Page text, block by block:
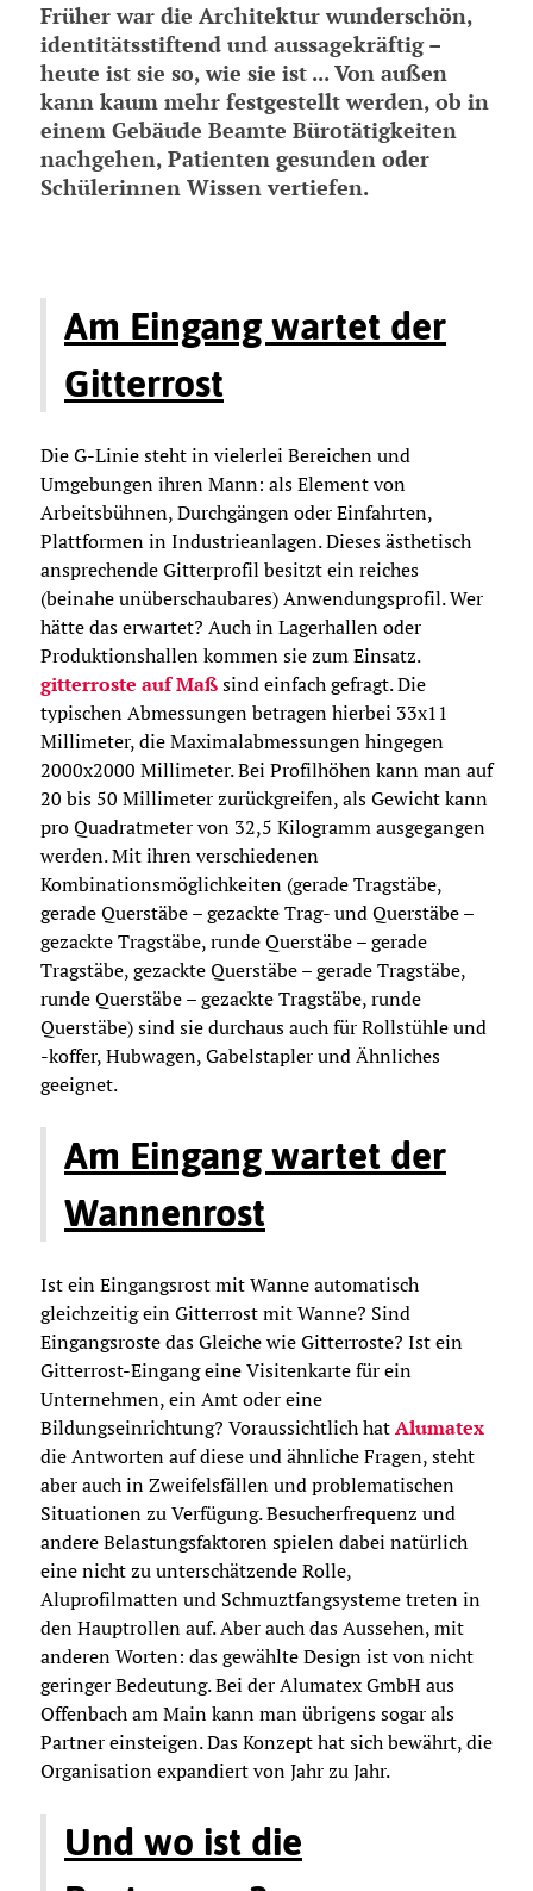
Früher war die Architektur wunderschön,
identitätsstiftend und aussagekräftig –
heute ist sie so, wie sie ist ... Von außen
kann kaum mehr festgestellt werden, ob in
einem Gebäude Beamte Bürotätigkeiten
nachgehen, Patienten gesunden oder
Schülerinnen Wissen vertiefen.
Am Eingang wartet der
Gitterrost
Die G-Linie steht in vielerlei Bereichen und
Umgebungen ihren Mann: als Element von
Arbeitsbühnen, Durchgängen oder Einfahrten,
Plattformen in Industrieanlagen. Dieses ästhetisch
ansprechende Gitterprofil besitzt ein reiches
(beinahe unüberschaubares) Anwendungsprofil. Wer
hätte das erwartet? Auch in Lagerhallen oder
Produktionshallen kommen sie zum Einsatz.
gitterroste auf Maßsind einfach gefragt. Die
typischen Abmessungen betragen hierbei 33x11
Millimeter, die Maximalabmessungen hingegen
2000x2000 Millimeter. Bei Profilhöhen kann man auf
20 bis 50 Millimeter zurückgreifen, als Gewicht kann
pro Quadratmeter von 32,5 Kilogramm ausgegangen
werden. Mit ihren verschiedenen
Kombinationsmöglichkeiten (gerade Tragstäbe,
gerade Querstäbe – gezackte Trag- und Querstäbe –
gezackte Tragstäbe, runde Querstäbe – gerade
Tragstäbe, gezackte Querstäbe – gerade Tragstäbe,
runde Querstäbe – gezackte Tragstäbe, runde
Querstäbe) sind sie durchaus auch für Rollstühle und
-koffer, Hubwagen, Gabelstapler und Ähnliches
geeignet.
Am Eingang wartet der
Wannenrost
Ist ein Eingangsrost mit Wanne automatisch
gleichzeitig ein Gitterrost mit Wanne? Sind
Eingangsroste das Gleiche wie Gitterroste? Ist ein
Gitterrost-Eingang eine Visitenkarte für ein
Unternehmen, ein Amt oder eine
Bildungseinrichtung? Voraussichtlich hatAlumatex
die Antworten auf diese und ähnliche Fragen, steht
aber auch in Zweifelsfällen und problematischen
Situationen zu Verfügung. Besucherfrequenz und
andere Belastungsfaktoren spielen dabei natürlich
eine nicht zu unterschätzende Rolle,
Aluprofilmatten und Schmuztfangsysteme treten in
den Hauptrollen auf. Aber auch das Aussehen, mit
anderen Worten: das gewählte Design ist von nicht
geringer Bedeutung. Bei der Alumatex GmbH aus
Offenbach am Main kann man übrigens sogar als
Partner einsteigen. Das Konzept hat sich bewährt, die
Organisation expandiert von Jahr zu Jahr.
Und wo ist die